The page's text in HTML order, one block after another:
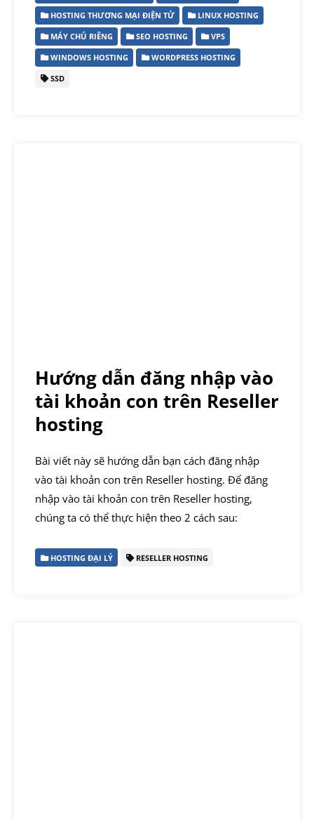
HOSTING THƯƠNG MẠI ĐIỆN TỬ
LINUX HOSTING
MÁY CHỦ RIÊNG
SEO HOSTING
VPS
WINDOWS HOSTING
WORDPRESS HOSTING
SSD
Hướng dẫn đăng nhập vào
tài khoản con trên Reseller
hosting
Bài viết này sẽ hướng dẫn bạn cách đăng nhập
vào tài khoản con trên Reseller hosting. Để đăng
nhập vào tài khoản con trên Reseller hosting,
chúng ta có thể thực hiện theo 2 cách sau:
HOSTING ĐẠI LÝ RESELLER HOSTING